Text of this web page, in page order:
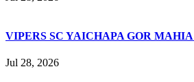
VIPERS SC YAICHAPA GOR
Jul 28, 2026